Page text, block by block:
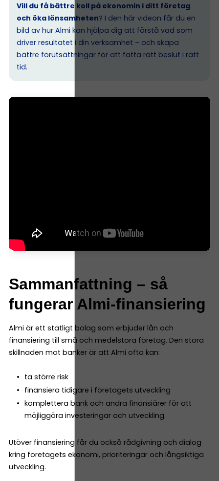
Vill du få bättre koll på ekonomin i ditt företag
och öka lönsamheten? I den här videon får du en
bild av hur Almi kan hjälpa dig att förstå vad som
driver resultatet i din verksamhet – och skapa
bättre förutsättningar för att fatta rätt beslut i rätt
tid.
Sammanfattning – så
fungerar Almi-finansiering
Almi är ett statligt bolag som erbjuder lån och
finansiering till små och medelstora företag. Den stora
skillnaden mot banker är att Almi ofta kan:
ta större risk
finansiera tidigare i företagets utveckling
komplettera bank och andra finansiärer för att
möjliggöra investeringar och utveckling.
Utöver finansiering får du också rådgivning och dialog
kring företagets ekonomi, prioriteringar och långsiktiga
utveckling.